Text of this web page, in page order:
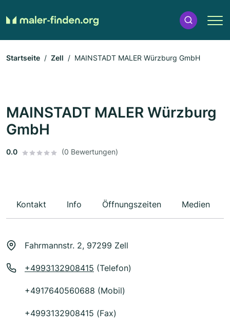
Startseite Zell MAINSTADT MALER Würzburg GmbH
MAINSTADT MALER Würzburg
GmbH
0.0 (0 Bewertungen)
Kontakt Info Öffnungszeiten Medien
Fahrmannstr. 2, 97299 Zell
+4993132908415 (Telefon)
+4917640560688 (Mobil)
+4993132908415 (Fax)